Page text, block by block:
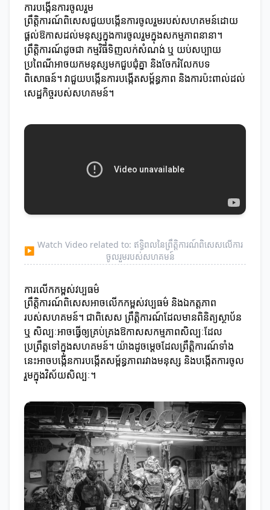
ការបង្កើនការចូលរួម
ព្រឹត្តិការណ៍ពិសេសជួយបង្កើនការចូលរួមរបស់សហគមន៍ដោយ
ផ្តល់ឱកាសដល់មនុស្សក្នុងការចូលរួមក្នុងសកម្មភាពនានា។
ព្រឹត្តិការណ៍ដូចជា កម្មវិធីទិញលក់សំណង់ ឬ យប់សប្បាយ
ប្រពៃណីអាចយកមនុស្សមកជួបជុំគ្នា និងចែករំលែកបទ
ពិសោធន៍។ វាជួយបង្កើនការបង្កើតសម្ព័ន្ធភាព និងការប៉ះពាល់ដល់
សេដ្ឋកិច្ចរបស់សហគមន៍។
▶
Watch Video related to: ឥទ្ធិពលនៃព្រឹត្តិការណ៍ពិសេសលើការ
ចូលរួមរបស់សហគមន៍
ការលើកកម្ពស់វប្បធម៌
ព្រឹត្តិការណ៍ពិសេសអាចលើកកម្ពស់វប្បធម៌ និងឯកត្តភាព
របស់សហគមន៍។ ជាពិសេស ព្រឹត្តិការណ៍ដែលមានពិនិត្យស្ថាប័ន
ឬ សិល្បៈអាចធ្វើឲ្យគ្រប់គ្រងឱកាសសកម្មភាពសិល្បៈដែល
ប្រព្រឹត្តទៅក្នុងសហគមន៍។ យ៉ាងដូចម្តេចដែលព្រឹត្តិការណ៍ទាំង
នេះអាចបង្កើនការបង្កើតសម្ព័ន្ធភាពរវាងមនុស្ស និងបង្កើតការចូល
រួមក្នុងវិស័យសិល្បៈ។